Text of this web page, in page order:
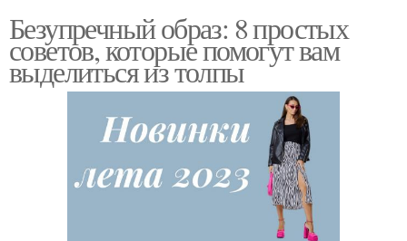
Безупречный образ: 8 простых
советов, которые помогут вам
выделиться из толпы